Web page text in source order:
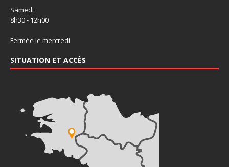
Samedi :
8h30 - 12h00
Fermée le mercredi
SITUATION ET ACCÈS